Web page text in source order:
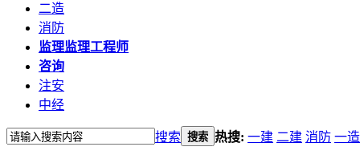
二造
消防
监理监理工程师
咨询
注安
中经
搜索 搜索 热搜: 一建 二建 消防 一造